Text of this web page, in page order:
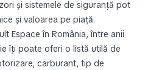
și sistemele de siguranță pot
și valoarea pe piață.
Espace în România, între anii
îți poate oferi o listă utilă de
carburant, tip de